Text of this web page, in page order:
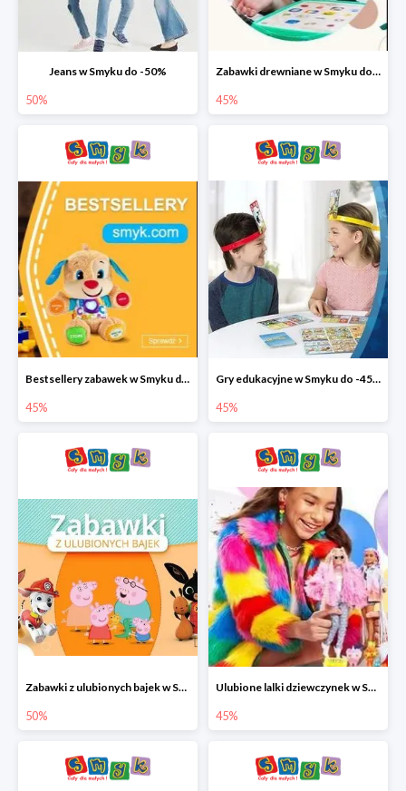
Jeans w Smyku do -50%
50%
Zabawki drewniane w Smyku do -45%
45%
Bestsellery zabawek w Smyku do -45%
45%
Gry edukacyjne w Smyku do -45%
45%
Zabawki z ulubionych bajek w Smyku do -50%
50%
Ulubione lalki dziewczynek w Smyku do -45%
45%